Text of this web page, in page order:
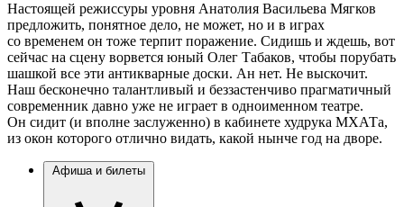
Настоящей режиссуры уровня Анатолия Васильева Мягков
предложить, понятное дело, не может, но и в играх
со временем он тоже терпит поражение. Сидишь и ждешь, вот
сейчас на сцену ворвется юный Олег Табаков, чтобы порубать
шашкой все эти антикварные доски. Ан нет. Не выскочит.
Наш бесконечно талантливый и беззастенчиво прагматичный
современник давно уже не играет в одноименном театре.
Он сидит (и вполне заслуженно) в кабинете худрука МХАТа,
из окон которого отлично видать, какой нынче год на дворе.
Афиша и билеты